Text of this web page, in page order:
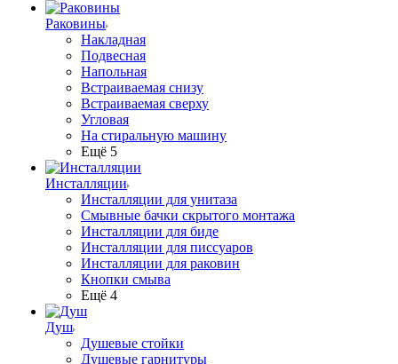
Раковины
Накладная
Подвесная
Напольная
Встраиваемая снизу
Встраиваемая сверху
Угловая
На стиральную машину
Ещё 5
Инсталляции
Инсталляции для унитаза
Смывные бачки скрытого монтажа
Инсталляции для биде
Инсталляции для писсуаров
Инсталляции для раковин
Кнопки смыва
Ещё 4
Душ
Душевые стойки
Душевые гарнитуры